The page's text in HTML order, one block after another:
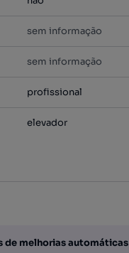
sem informação
sem informação
profissional
elevador
de melhorias automáticas